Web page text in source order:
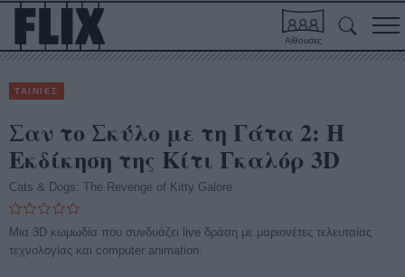
Αίθουσες
ΤΑΙΝΙΕΣ
Σαν το Σκύλο με τη Γάτα 2: Η
Εκδίκηση της Κίτι Γκαλόρ 3D
Cats & Dogs: The Revenge of Kitty Galore
Μια 3D κωμωδία που συνδυάζει live δράση με μαριονέτες τελευταίας
τεχνολογίας και computer animation.